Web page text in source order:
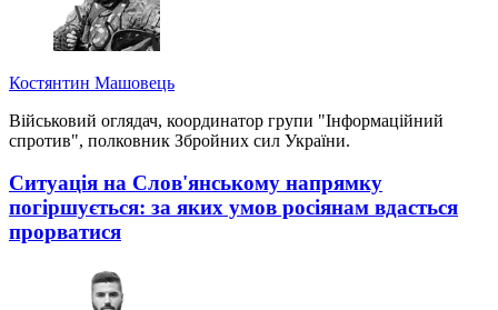
Костянтин Машовець
Військовий оглядач, координатор групи "Інформаційний
спротив", полковник Збройних сил України.
Ситуація на Слов'янському напрямку
погіршується: за яких умов росіянам вдасться
прорватися